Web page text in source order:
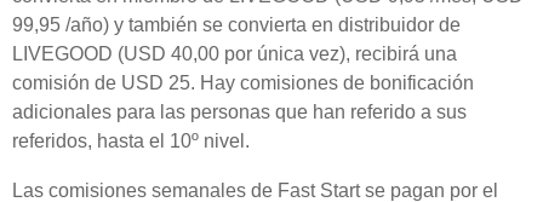
99,95 /año) y también se convierta en distribuidor de
LIVEGOOD (USD 40,00 por única vez), recibirá una
comisión de USD 25. Hay comisiones de bonificación
adicionales para las personas que han referido a sus
referidos, hasta el 10º nivel.
Las comisiones semanales de Fast Start se pagan por el